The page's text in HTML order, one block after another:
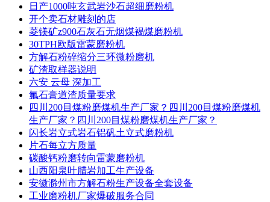
日产1000吨玄武岩沙石超细磨粉机
开个卖石材雕刻的店
菱镁矿z900石灰石无烟煤褐煤磨粉机
30TPH欧版雷蒙磨粉机
方解石粉碎缩分三环微粉磨机
矿渣取样器说明
六安 云母 深加工
氟石膏道渣质量要求
四川200目煤粉磨煤机生产厂家？四川200目煤粉磨煤机
生产厂家？四川200目煤粉磨煤机生产厂家？
闪长岩立式岩石铝矾土立式磨粉机
片石每立方质量
碳酸钙粉磨转向雷蒙磨粉机
山西阳泉叶腊岩加工生产设备
安徽滁州市方解石粉生产设备全套设备
工业磨粉机厂家爆破服务合同